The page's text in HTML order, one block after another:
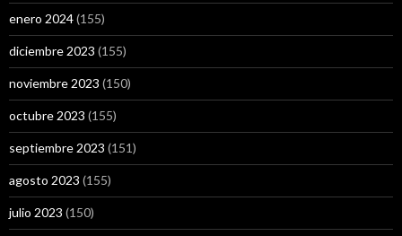
enero 2024(155)
diciembre 2023 (155)
noviembre 2023 (150)
octubre 2023 (155)
septiembre 2023 (151)
agosto 2023 (155)
julio 2023 (150)